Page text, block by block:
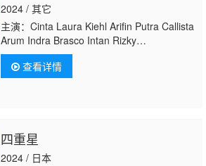
2024 / 其它
主演：Cinta Laura Kiehl Arifin Putra Callista
Arum Indra Brasco Intan Rizky
Jaenab Sylvia Genpati Firzanah Alya Dolly
Martin Yeyen Lydia Niniek Arum Tahta
Perlawanan
查看详情
四重星
2024 / 日本